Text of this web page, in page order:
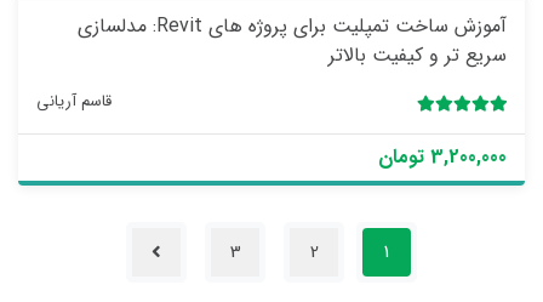
آموزش ساخت تمپلیت برای پروژه های Revit: مدلسازی
سریع تر و کیفیت بالاتر
قاسم آریانی
3,200,000 تومان
1
2
3